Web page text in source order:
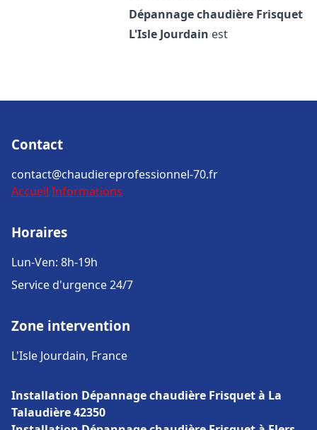
Dépannage chaudière Frisquet
L'Isle Jourdain est
Contact
contact@chaudiereprofessionnel-70.fr
Accueil Informations
Horaires
Lun-Ven: 8h-19h
Service d'urgence 24/7
Zone intervention
L'Isle Jourdain, France
Installation Dépannage chaudière Frisquet à La
Talaudière 42350